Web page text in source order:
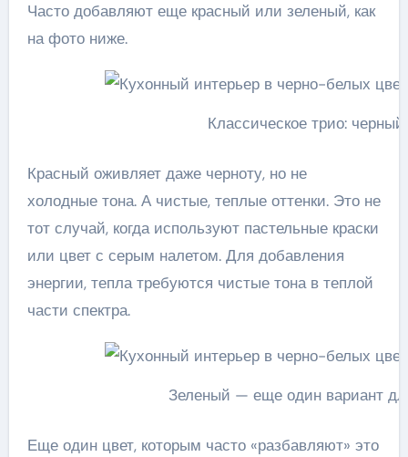
Часто добавляют еще красный или зеленый, как
на фото ниже.
Классическое трио:
Красный оживляет даже черноту, но не
холодные тона. А чистые, теплые оттенки. Это не
тот случай, когда используют пастельные краски
или цвет с серым налетом. Для добавления
энергии, тепла требуются чистые тона в теплой
части спектра.
Зеленый — еще один вариант
Еще один цвет, которым часто «разбавляют» это